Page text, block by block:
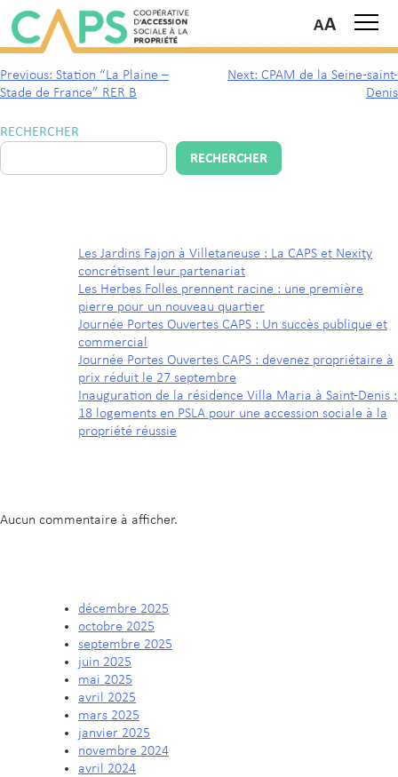
Lycée polyvalent Angela Davis
Previous: Station “La Plaine –
Stade de France” RER B
Next: CPAM de la Seine-saint-
Denis
RECHERCHER
RECHERCHER
Les Jardins Fajon à Villetaneuse : La CAPS et Nexity
concrétisent leur partenariat
Les Herbes Folles prennent racine : une première
pierre pour un nouveau quartier
Journée Portes Ouvertes CAPS : Un succès publique et
commercial
Journée Portes Ouvertes CAPS : devenez propriétaire à
prix réduit le 27 septembre
Inauguration de la résidence Villa Maria à Saint-Denis :
18 logements en PSLA pour une accession sociale à la
propriété réussie
Aucun commentaire à afficher.
décembre 2025
octobre 2025
septembre 2025
juin 2025
mai 2025
avril 2025
mars 2025
janvier 2025
novembre 2024
avril 2024
A